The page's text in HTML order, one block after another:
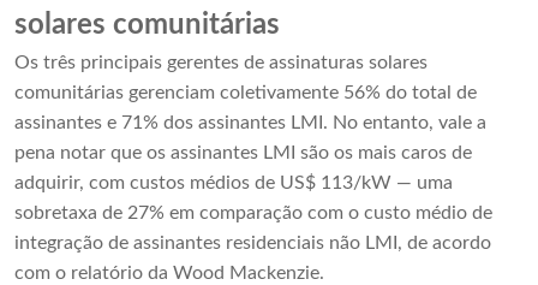
solares comunitárias
Os três principais gerentes de assinaturas solares
comunitárias gerenciam coletivamente 56% do total de
assinantes e 71% dos assinantes LMI. No entanto, vale a
pena notar que os assinantes LMI são os mais caros de
adquirir, com custos médios de US$ 113/kW — uma
sobretaxa de 27% em comparação com o custo médio de
integração de assinantes residenciais não LMI, de acordo
com o relatório da Wood Mackenzie.